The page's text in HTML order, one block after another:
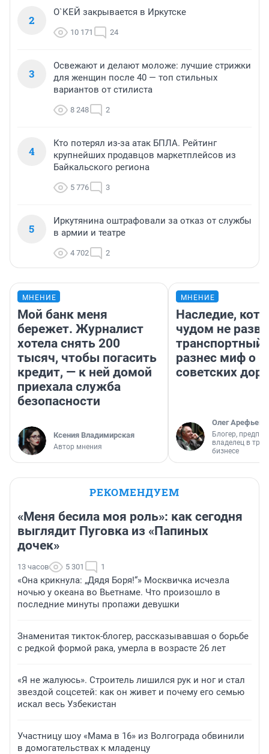
2
О`КЕЙ закрывается в Иркутске
10 171 24
3
Освежают и делают моложе: лучшие стрижки
для женщин после 40 — топ стильных
вариантов от стилиста
8 248 2
4
Кто потерял из-за атак БПЛА. Рейтинг
крупнейших продавцов маркетплейсов из
Байкальского региона
5 776 3
5
Иркутянина оштрафовали за отказ от службы
в армии и театре
4 702 2
МНЕНИЕ
Мой банк меня
бережет. Журналист
хотела снять 200
тысяч, чтобы погасить
кредит, — к ней домой
приехала служба
безопасности
Ксения Владимирская
Автор мнения
МНЕНИЕ
Наследие,
чудом не
транспортный
разнес миф о
советских
Олег Арефьев
Блогер,
владелец в
бизнесе
РЕКОМЕНДУЕМ
«Меня бесила моя роль»: как сегодня
выглядит Пуговка из «Папиных
дочек»
13 часов 5 301 1
«Она крикнула: „Дядя Боря!“» Москвичка исчезла
ночью у океана во Вьетнаме. Что произошло в
последние минуты пропажи девушки
Знаменитая тикток-блогер, рассказывавшая о борьбе
с редкой формой рака, умерла в возрасте 26 лет
«Я не жалуюсь». Строитель лишился рук и ног и стал
звездой соцсетей: как он живет и почему его семью
искал весь Узбекистан
Участницу шоу «Мама в 16» из Волгограда обвинили
в домогательствах к младенцу